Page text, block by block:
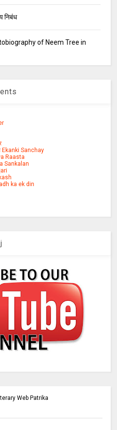
निबंध
of Neem Tree in
Ekanki Sanchay
Raasta
Sankalan
ka ek din
Web Patrika